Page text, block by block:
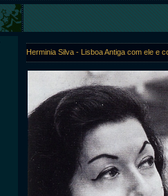
Herminia Silva - Lisboa Antiga com ele e